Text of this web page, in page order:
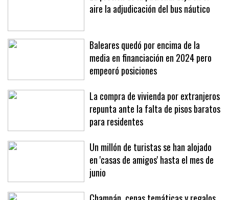
La presión de la patronal deja en el
Baleares quedó por encima de la
media en financiación en 2024 pero
empeoró posiciones
La compra de vivienda por extranjeros
repunta ante la falta de pisos baratos
para residentes
Un millón de turistas se han alojado
en 'casas de amigos' hasta el mes de
junio